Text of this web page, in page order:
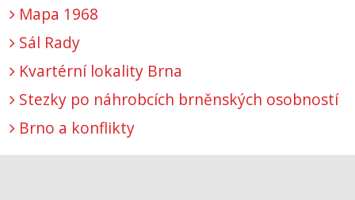
Mapa 1968
Sál Rady
Kvartérní lokality Brna
Stezky po náhrobcích brněnských osobností
Brno a konflikty